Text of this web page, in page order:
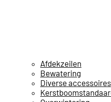
Afdekzeilen
Bewatering
Diverse accessoires